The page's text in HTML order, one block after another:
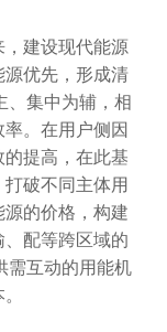
建设现代能源
优先，形成清
、集中为辅，相
。在用户侧因
提高，在此基
破不同主体用
的价格，构建
配等跨区域的
需互动的用能机